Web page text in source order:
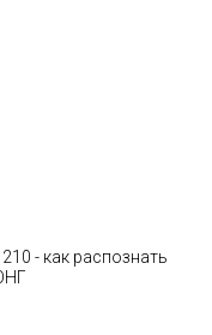
- как распознать